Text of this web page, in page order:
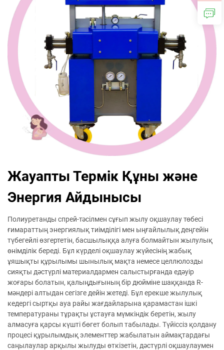
Жауапты Термік Құны және
Энергия Айдынысы
Полиуретанды спрей-тәсілмен сұғып жылу оқшаулау төбесі
ғимараттың энергиялық тиімділігі мен ыңғайлылық деңгейін
түбегейлі өзгертетін, басшылыққа алуға болмайтын жылулық
өнімділік береді. Бұл күрделі оқшаулау жүйесінің жабық
ұяшықты құрылымы шынылық мақта немесе целлюлозды
сияқты дәстүрлі материалдармен салыстырғанда едәуір
жоғары болатын, қалыңдығының бір дюйміне шаққанда R-
мәндері алтыдан сегізге дейін жетеді. Бұл ерекше жылулық
кедергі сыртқы ауа райы жағдайларына қарамастан ішкі
температураны тұрақты ұстауға мүмкіндік беретін, жылу
алмасуға қарсы күшті бөгет болып табылады. Түйіссіз қолдану
процесі құрылымдық элементтер жабылатын аймақтардағы
саңылаулар арқылы жылуды өткізетін, дәстүрлі оқшаулаумен